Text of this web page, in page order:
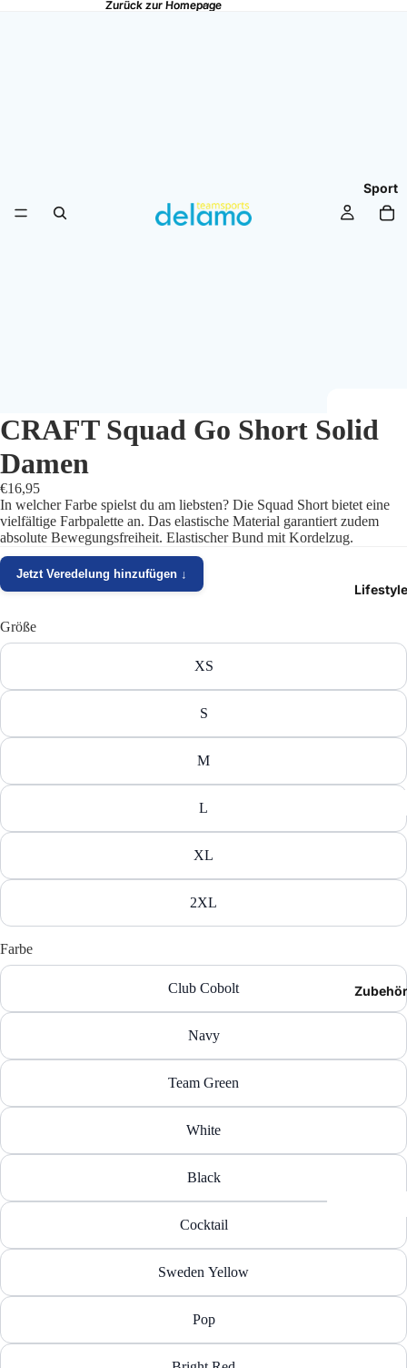
Zurück zur Homepage
Zurück zur Homepage
Sport
Trikots
Lifestyle
T-
Polos
Hosen
Zubehör
CRAFT Squad Go Short Solid
Damen
€16,95
In welcher Farbe spielst du am liebsten? Die Squad Short bietet eine
vielfältige Farbpalette an. Das elastische Material garantiert zudem
absolute Bewegungsfreiheit. Elastischer Bund mit Kordelzug.
Jetzt Veredelung hinzufügen ↓
Größe
XS
S
M
L
XL
2XL
Farbe
Club Cobolt
Navy
Team Green
White
Black
Cocktail
Sweden Yellow
Pop